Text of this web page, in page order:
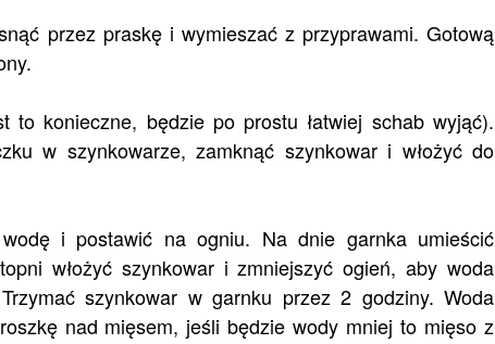
przez praskę i wymieszać z przyprawami. Gotową
to konieczne, będzie po prostu łatwiej schab wyjąć).
w szynkowarze, zamknąć szynkowar i włożyć do
i postawić na ogniu. Na dnie garnka umieścić
włożyć szynkowar i zmniejszyć ogień, aby woda
szynkowar w garnku przez 2 godziny. Woda
nad mięsem, jeśli będzie wody mniej to mięso z